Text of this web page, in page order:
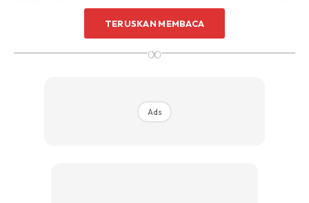
Troli hidangan
gunakan troli ini sebagai elemen hidangan buat tetamu
serta membantu anda menjaga kebersihan terutamanya
TERUSKAN MEMBACA
∞
Ads